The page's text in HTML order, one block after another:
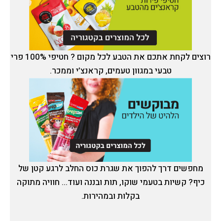
רוצים לקחת אתכם את הטבע לכל מקום ? חטיפי 100% פרי
טבעי במגוון טעמים, קראנצ’י וממכר.
מחפשים דרך להפוך את שגרת כוס החלב לרגע קטן של
כיף? קשיות בטעמי שוקו, תות ובננה ועוד... חוויה מתוקה
בקלות ובמהירות.